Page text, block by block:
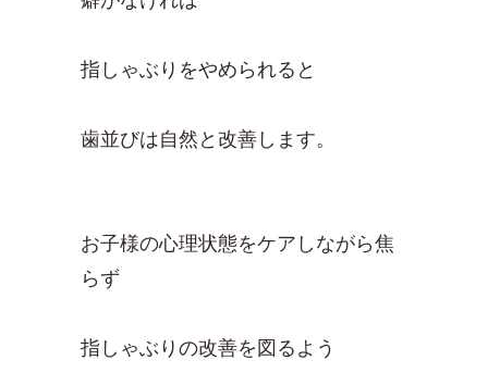
指しゃぶりをやめられると
歯並びは自然と改善します。
お子様の心理状態をケアしながら焦
らず
指しゃぶりの改善を図るよう